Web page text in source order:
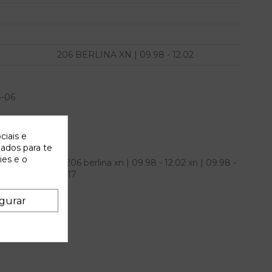
206 BERLINA XN | 09.98 - 12.02
06
peugeot 206 berlina xn | 09.98 - 12.02 xn | 09.98 -
26064217
e
para te
e o